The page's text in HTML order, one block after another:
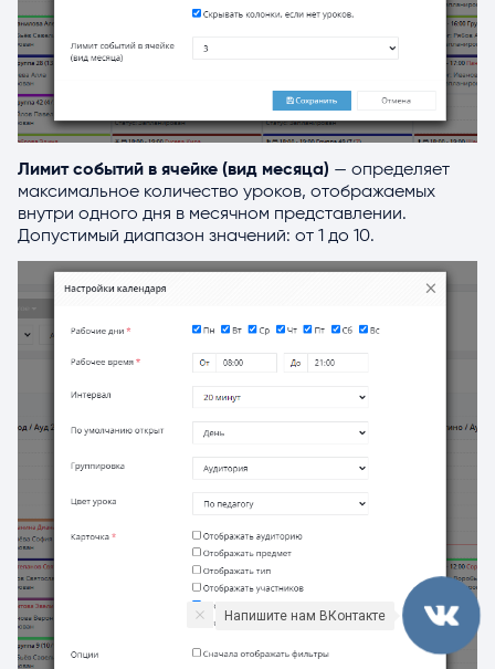
Лимит событий в ячейке (вид месяца) — определяет
максимальное количество уроков, отображаемых
внутри одного дня в месячном представлении.
Допустимый диапазон значений: от 1 до 10.
Напишите нам ВКонтакте